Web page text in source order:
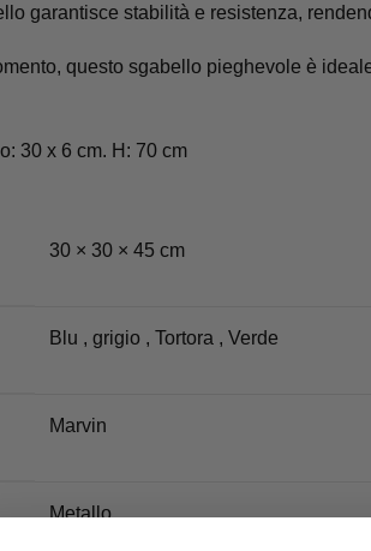
garantisce stabilità e resistenza,
questo sgabello pieghevole è
30 x 6 cm. H: 70 cm
30 × 30 × 45 cm
Blu , grigio , Tortora , Verde
Marvin
Metallo